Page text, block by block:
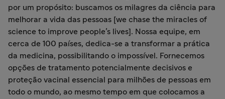
por um propósito: buscamos os milagres da ciência para
melhorar a vida das pessoas [we chase the miracles of
science to improve people’s lives]. Nossa equipe, em
cerca de 100 países, dedica-se a transformar a prática
da medicina, possibilitando o impossível. Fornecemos
opções de tratamento potencialmente decisivos e
proteção vacinal essencial para milhões de pessoas em
todo o mundo, ao mesmo tempo em que colocamos a